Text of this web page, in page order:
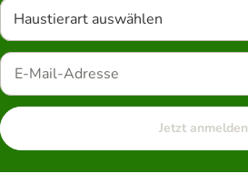
Haustierart auswählen
Jetzt anmelden